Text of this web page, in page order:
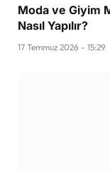
Moda ve Giyim
Nasıl Yapılır?
17 Temmuz 2026 - 15:29